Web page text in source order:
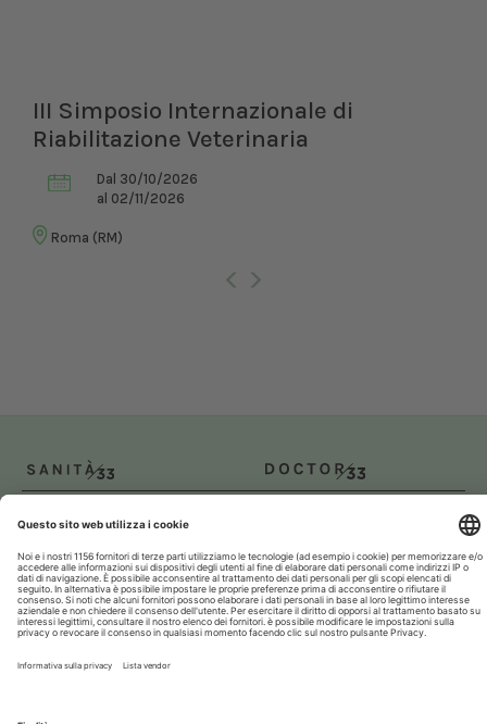
III Simposio Internazionale di
Riabilitazione Veterinaria
Dal 30/10/2026
al 02/11/2026
Roma (RM)